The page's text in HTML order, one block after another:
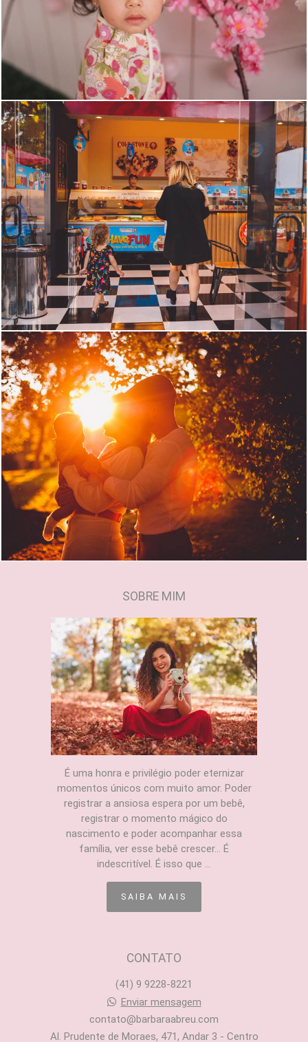
1582 24
1545
2137 0
SOBRE MIM
É uma honra e privilégio poder eternizar
momentos únicos com muito amor. Poder
registrar a ansiosa espera por um bebê,
registrar o momento mágico do
nascimento e poder acompanhar essa
família, ver esse bebê crescer... É
indescritível. É isso que ...
SAIBA MAIS
CONTATO
(41) 9 9228-8221
Enviar mensagem
contato@barbaraabreu.com
Al. Prudente de Moraes, 471, Andar 3 - Centro